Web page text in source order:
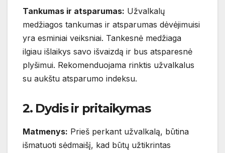
Tankumas ir atsparumas: Užvalkalų
medžiagos tankumas ir atsparumas dėvėjimuisi
yra esminiai veiksniai. Tankesnė medžiaga
ilgiau išlaikys savo išvaizdą ir bus atsparesnė
plyšimui. Rekomenduojama rinktis užvalkalus
su aukštu atsparumo indeksu.
2. Dydis ir pritaikymas
Matmenys: Prieš perkant užvalkalą, būtina
išmatuoti sėdmaišį, kad būtų užtikrintas